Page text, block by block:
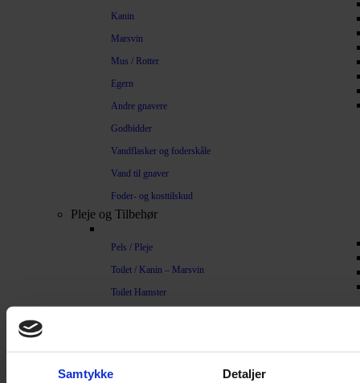
Samtykke Detaljer
Kanin
Marsvin
Mus / Rotter
Egern
Andre gnavere
Godbidder
Vandflasker og foderskåle
Vand til gnaver
Foder- og kosttilskud
Pleje og Tilbehør
Pels / Pleje
Toilet / Kanin – Marsvin
Toilet Hamster
Bure